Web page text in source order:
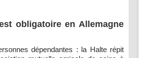
obligatoire en Allemagne
dépendantes : la Halte répit